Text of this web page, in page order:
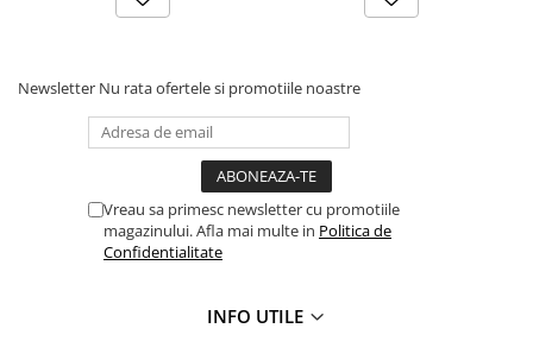
Accesorii pentru depozitare,
Masini de carotat
Masini de canelat
Freze diamantate
Masini de sapat
Foreze pentru subtraversari
Newsletter Nu rata ofertele si promotiile noastre
Vreau sa primesc newsletter cu promotiile
magazinului. Afla mai multe in Politica de
Confidentialitate
INFO UTILE